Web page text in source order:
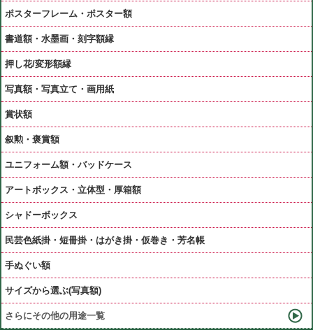
ポスターフレーム・ポスター額
書道額・水墨画・刻字額縁
押し花/変形額縁
写真額・写真立て・画用紙
賞状額
叙勲・褒賞額
ユニフォーム額・バッドケース
アートボックス・立体型・厚箱額
シャドーボックス
民芸色紙掛・短冊掛・はがき掛・仮巻き・芳名帳
手ぬぐい額
サイズから選ぶ(写真額)
さらにその他の用途一覧